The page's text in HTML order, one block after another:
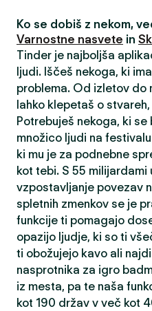
Ko se dobiš z nekom,
Varnostne nasvete in
Tinder je najboljša
ljudi. Iščeš nekoga, ki
problema. Od izletov do
lahko klepetaš o
Potrebuješ nekoga, ki
množico ljudi na
ki mu je za podnebne
kot tebi. S 55
vzpostavljanje povezav
spletnih zmenkov se je
funkcije ti pomagajo
opazijo ljudje, ki so ti
ti obožujejo kavo ali
nasprotnika za igro
iz mesta, pa te naša
kot 190 držav v več kot